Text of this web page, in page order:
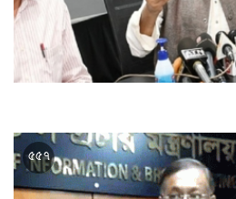
প্রধানমন্ত্রী শেখ হাসিনা ছাত্রনেতা
৫৫৭